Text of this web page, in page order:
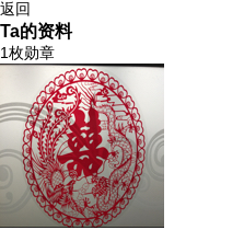
返回
Ta的资料
1枚勋章